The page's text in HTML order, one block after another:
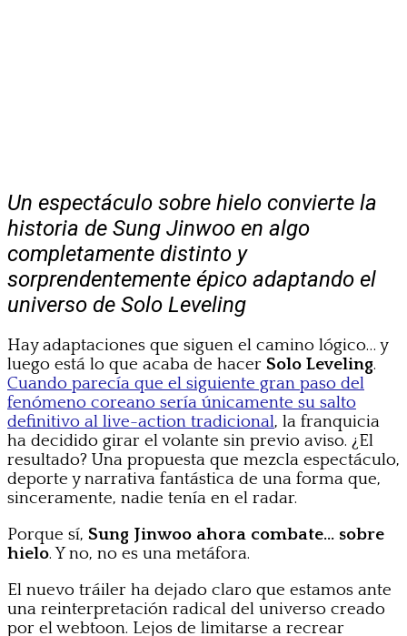
Un espectáculo sobre hielo convierte la
historia de Sung Jinwoo en algo
completamente distinto y
sorprendentemente épico adaptando el
universo de Solo Leveling
Hay adaptaciones que siguen el camino lógico… y
luego está lo que acaba de hacer Solo Leveling.
Cuando parecía que el siguiente gran paso del
fenómeno coreano sería únicamente su salto
definitivo al live-action tradicional, la franquicia
ha decidido girar el volante sin previo aviso. ¿El
resultado? Una propuesta que mezcla espectáculo,
deporte y narrativa fantástica de una forma que,
sinceramente, nadie tenía en el radar.
Porque sí, Sung Jinwoo ahora combate… sobre
hielo. Y no, no es una metáfora.
El nuevo tráiler ha dejado claro que estamos ante
una reinterpretación radical del universo creado
por el webtoon. Lejos de limitarse a recrear